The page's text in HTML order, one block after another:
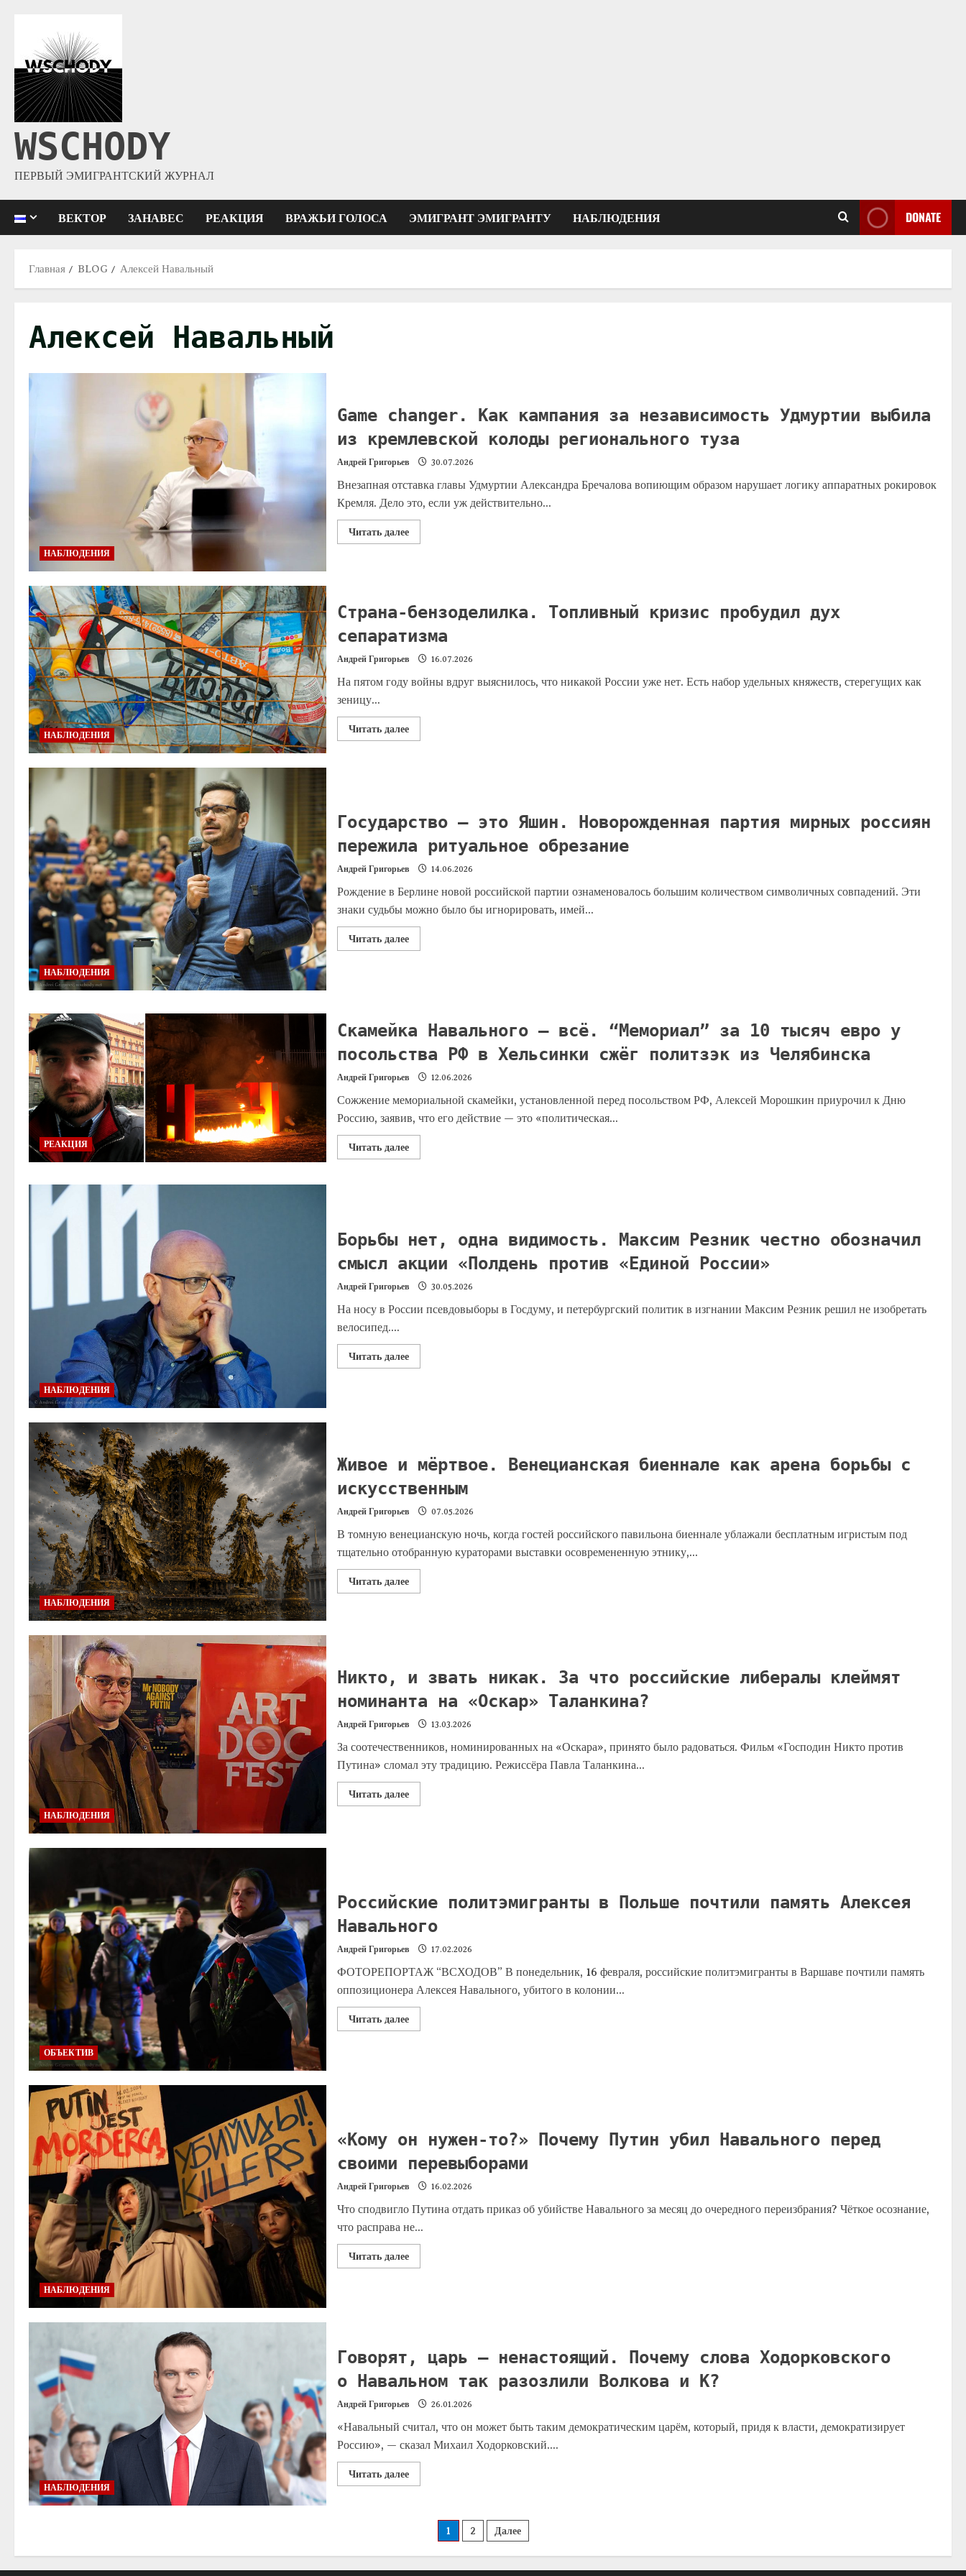
WSCHODY
ПЕРВЫЙ ЭМИГРАНТСКИЙ ЖУРНАЛ
ВЕКТОР ЗАНАВЕС РЕАКЦИЯ ВРАЖЬИ ГОЛОСА ЭМИГРАНТ ЭМИГРАНТУ НАБЛЮДЕНИЯ DONATE
Главная BLOG Алексей Навальный
Алексей Навальный
НАБЛЮДЕНИЯ
Game changer. Как кампания за независимость Удмуртии выбила
из кремлевской колоды регионального туза
Андрей Григорьев 30.07.2026
Внезапная отставка главы Удмуртии Александра Бречалова вопиющим образом нарушает логику аппаратных рокировок
Кремля. Дело это, если уж действительно...
Читать далее
НАБЛЮДЕНИЯ
Страна-бензоделилка. Топливный кризис пробудил дух
сепаратизма
Андрей Григорьев 16.07.2026
На пятом году войны вдруг выяснилось, что никакой России уже нет. Есть набор удельных княжеств, стерегущих как
зеницу...
Читать далее
НАБЛЮДЕНИЯ
Государство — это Яшин. Новорожденная партия мирных россиян
пережила ритуальное обрезание
Андрей Григорьев 14.06.2026
Рождение в Берлине новой российской партии ознаменовалось большим количеством символичных совпадений. Эти
знаки судьбы можно было бы игнорировать, имей...
Читать далее
РЕАКЦИЯ
Скамейка Навального — всё. “Мемориал” за 10 тысяч евро у
посольства РФ в Хельсинки сжёг политзэк из Челябинска
Андрей Григорьев 12.06.2026
Сожжение мемориальной скамейки, установленной перед посольством РФ, Алексей Морошкин приурочил к Дню
Россию, заявив, что его действие — это «политическая...
Читать далее
НАБЛЮДЕНИЯ
Борьбы нет, одна видимость. Максим Резник честно обозначил
смысл акции «Полдень против «Единой России»
Андрей Григорьев 30.05.2026
На носу в России псевдовыборы в Госдуму, и петербургский политик в изгнании Максим Резник решил не изобретать
велосипед....
Читать далее
НАБЛЮДЕНИЯ
Живое и мёртвое. Венецианская биеннале как арена борьбы с
искусственным
Андрей Григорьев 07.05.2026
В томную венецианскую ночь, когда гостей российского павильона биеннале ублажали бесплатным игристым под
тщательно отобранную кураторами выставки осовремененную этнику,...
Читать далее
НАБЛЮДЕНИЯ
Никто, и звать никак. За что российские либералы клеймят
номинанта на «Оскар» Таланкина?
Андрей Григорьев 13.03.2026
За соотечественников, номинированных на «Оскара», принято было радоваться. Фильм «Господин Никто против
Путина» сломал эту традицию. Режиссёра Павла Таланкина...
Читать далее
ОБЪЕКТИВ
Российские политэмигранты в Польше почтили память Алексея
Навального
Андрей Григорьев 17.02.2026
ФОТОРЕПОРТАЖ “ВСХОДОВ” В понедельник, 16 февраля, российские политэмигранты в Варшаве почтили память
оппозиционера Алексея Навального, убитого в колонии...
Читать далее
НАБЛЮДЕНИЯ
«Кому он нужен-то?» Почему Путин убил Навального перед
своими перевыборами
Андрей Григорьев 16.02.2026
Что сподвигло Путина отдать приказ об убийстве Навального за месяц до очередного переизбрания? Чёткое осознание,
что расправа не...
Читать далее
НАБЛЮДЕНИЯ
Говорят, царь — ненастоящий. Почему слова Ходорковского
о Навальном так разозлили Волкова и К?
Андрей Григорьев 26.01.2026
«Навальный считал, что он может быть таким демократическим царём, который, придя к власти, демократизирует
Россию», — сказал Михаил Ходорковский....
Читать далее
1 2 Далее